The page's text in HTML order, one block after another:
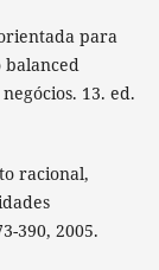
orientada para
balanced
13. ed.
racional,
390, 2005.